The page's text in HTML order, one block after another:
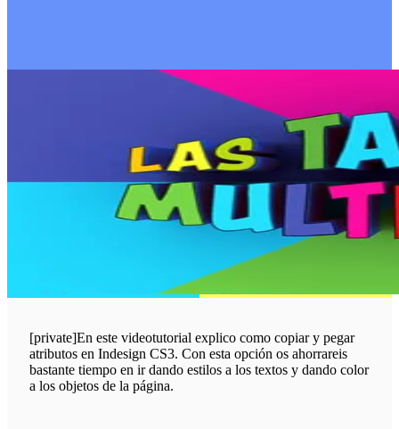
[private]En este videotutorial explico como copiar y pegar
atributos en Indesign CS3. Con esta opción os ahorrareis
bastante tiempo en ir dando estilos a los textos y dando color
a los objetos de la página.